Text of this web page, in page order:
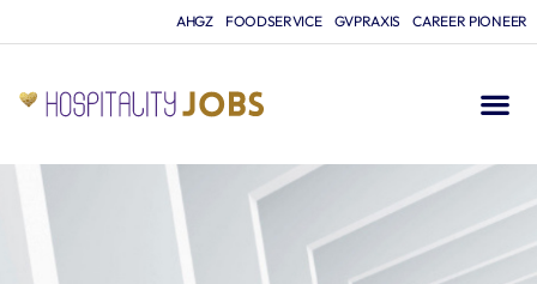
AHGZ FOODSERVICE GVPRAXIS CAREER PIONEER